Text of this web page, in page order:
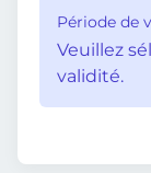
Période de
Veuillez
validité.